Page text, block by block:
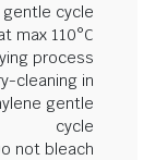
gentle cycle
max 110°C
process
cleaning in
gentle
cycle
not bleach